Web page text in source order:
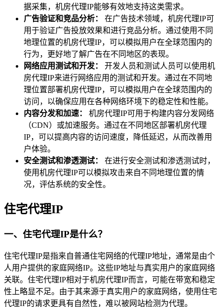
据采集，机房代理IP能够有效地支持这类需求。
广告验证和竞品分析：
在广告技术领域，机房代理IP可
用于验证广告投放效果和进行竞品分析。通过使用不同
地理位置的机房代理IP，可以模拟用户在全球范围内的
行为，更好地了解广告在不同地区的表现。
网络应用测试和开发：
开发人员和测试人员可以使用机
房代理IP来进行网络应用的测试和开发。通过在不同地
理位置部署机房代理IP，可以模拟用户在全球范围内的
访问，以确保应用在各种网络环境下的稳定性和性能。
内容分发和加速：
机房代理IP可用于构建内容分发网络
（CDN）或加速服务。通过在不同地区部署机房代理
IP，可以提高内容的访问速度，降低延迟，从而改善用
户体验。
安全测试和渗透测试：
在进行安全测试和渗透测试时，
使用机房代理IP可以模拟攻击来自不同地理位置的情
况，评估系统的安全性。
住宅代理IP
一、住宅代理IP是什么？
住宅代理IP是指来自普通住宅网络的代理IP地址，通常是由个
人用户提供的家庭网络IP。这些IP地址与真实用户的家庭网络
关联。住宅代理IP相对于机房代理IP而言，可能在带宽和稳定
性上略显不足。由于其来源于真实用户的家庭网络，使用住宅
代理IP的请求更具有自然性，难以被网站检测为代理。